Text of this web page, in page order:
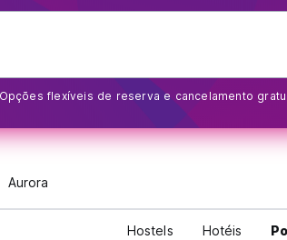
Opções flexíveis de reserva e cancelamento
Aurora
Hostels Hotéis